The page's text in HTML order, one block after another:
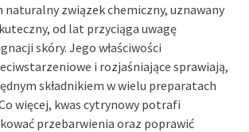
naturalny związek chemiczny, uznawany
od lat przyciąga uwagę
skóry. Jego właściwości
i rozjaśniające sprawiają,
składnikiem w wielu preparatach
więcej, kwas cytrynowy potrafi
przebarwienia oraz poprawić